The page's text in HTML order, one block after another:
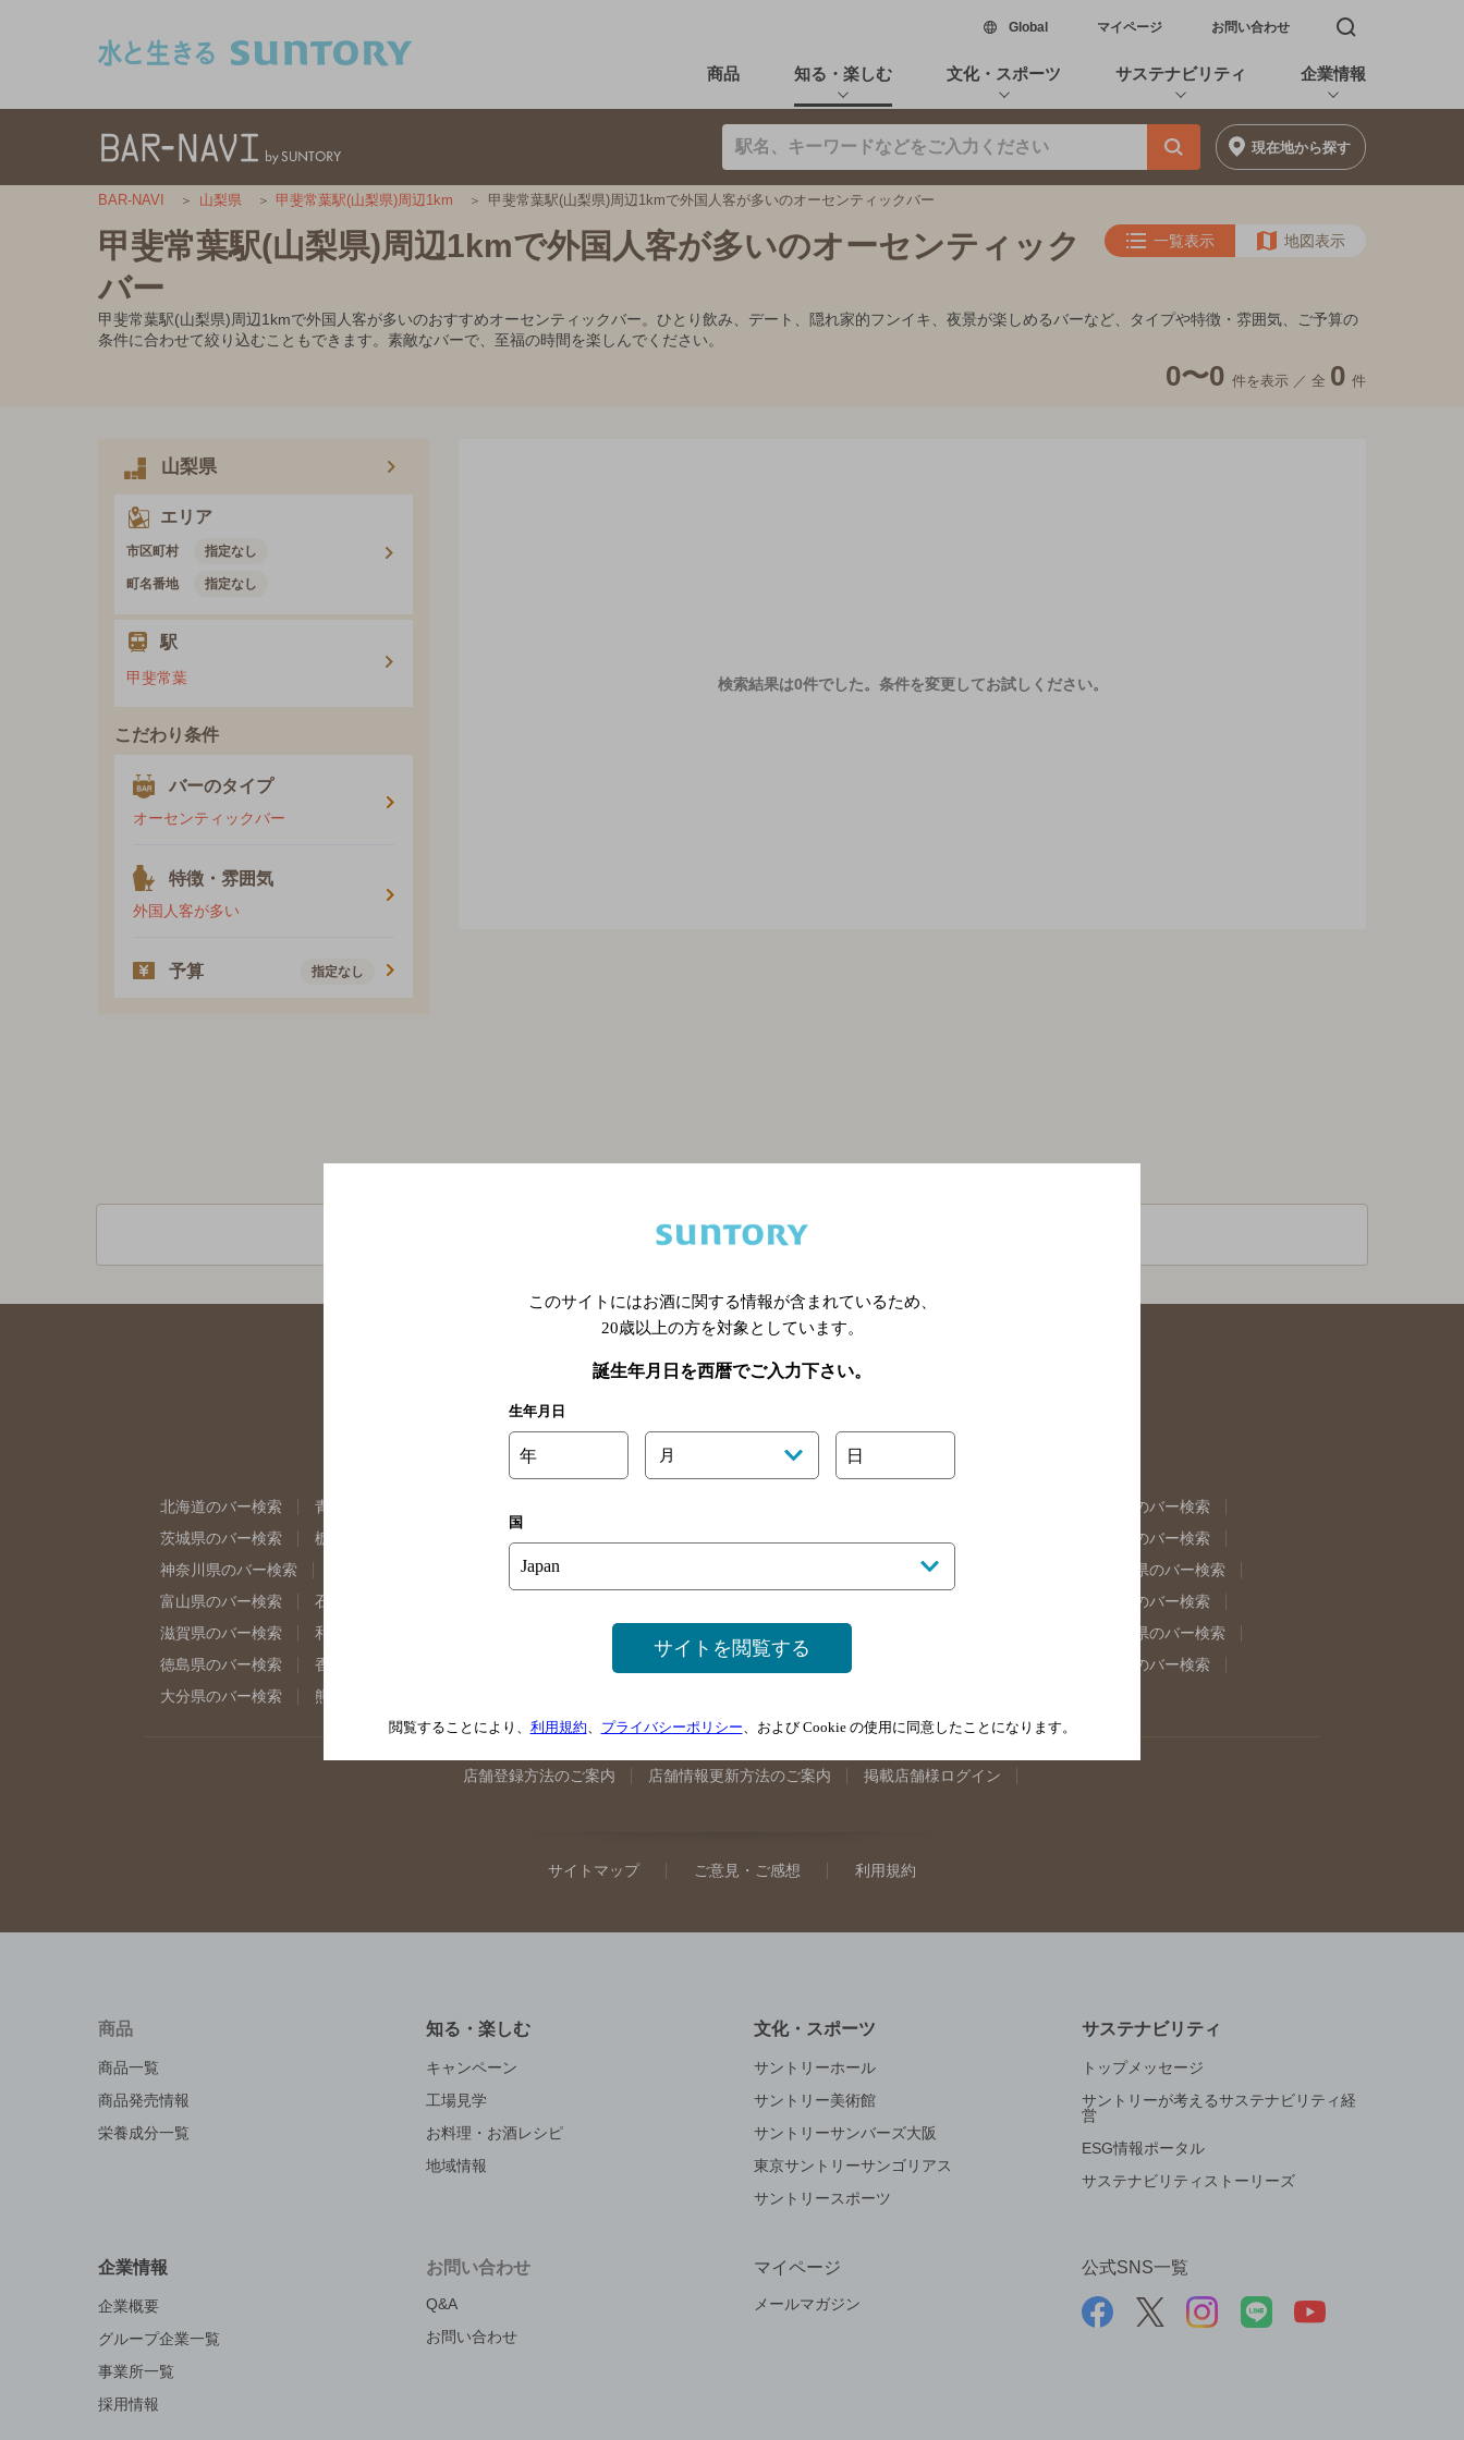
Global新しいウィンドウで開く
マイページ お問い合わせ 検索窓を開く
商品 知る・楽しむ 文化・スポーツ サステナビリティ 企業情報
現在地から探す
BAR-NAVI 山梨県 甲斐常葉駅(山梨県)周辺1km 甲斐常葉駅(山梨県)周辺1kmで外国人客が多いのオーセンティックバー
甲斐常葉駅(山梨県)周辺1kmで外国人客が多いのオーセンティック
バー
一覧表示 地図表示
甲斐常葉駅(山梨県)周辺1kmで外国人客が多いのおすすめオーセンティックバー。ひとり飲み、デート、隠れ家的フンイキ、夜景が楽しめるバーなど、タイプや特徴・雰囲気、ご予算の
条件に合わせて絞り込むこともできます。素敵なバーで、至福の時間を楽しんでください。
0〜0 件を表示 ／ 全 0 件
山梨県
エリア
市区町村 指定なし
町名番地 指定なし
駅
甲斐常葉
こだわり条件
バーのタイプ
オーセンティックバー
特徴・雰囲気
外国人客が多い
予算 指定なし
検索結果は0件でした。 条件を変更してお試しください。
関連ページ
北海道のバー検索 青森県のバー検索
福島県のバー検索
茨城県のバー検索
栃木県のバー検索
東京都のバー検索
神奈川県のバー検索
埼玉県のバー検索
岐阜県のバー検索
富山県のバー検索
石川県のバー検索
奈良県のバー検索
滋賀県のバー検索
和歌山県のバー検索 山口県のバー検索
島根県のバー検索
徳島県のバー検索
香川県のバー検索
佐賀県のバー検索
大分県のバー検索
熊本県のバー検索
店舗登録方法のご案内 店舗情報更新方法のご案内 掲載店舗様ログイン
サイトマップ ご意見・ご感想 利用規約
商品
商品一覧
商品発売情報
栄養成分一覧
知る・楽しむ
キャンペーン
工場見学
お料理・お酒レシピ
地域情報
文化・スポーツ
サントリーホール
サントリー美術館
サントリーサンバーズ大阪
東京サントリーサンゴリアス
サントリースポーツ
サステナビリティ
トップメッセージ
サントリーが考えるサステナビリティ経
営
ESG情報ポータル
サステナビリティストーリーズ
企業情報
企業概要
グループ企業一覧
事業所一覧
採用情報
お問い合わせ
Q&A
お問い合わせ
マイページ
メールマガジン
公式SNS一覧
このサイトにはお酒に関する情報が含まれているため、
20歳以上の方を対象としています。
誕生年月日を西暦でご入力下さい。
生年月日
年 月 日
国
サイトを閲覧する
閲覧することにより、 利用規約、 プライバシーポリシー、および Cookie の使用に同意したことになります。